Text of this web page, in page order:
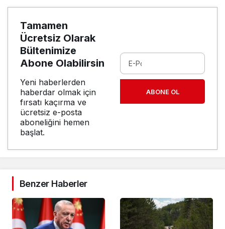
Tamamen
Ücretsiz Olarak
Bültenimize
Abone Olabilirsin
Yeni haberlerden
haberdar olmak için
fırsatı kaçırma ve
ücretsiz e-posta
aboneliğini hemen
başlat.
ABONE OL
Benzer Haberler